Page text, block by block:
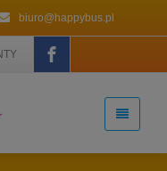
biuro@happybus.pl